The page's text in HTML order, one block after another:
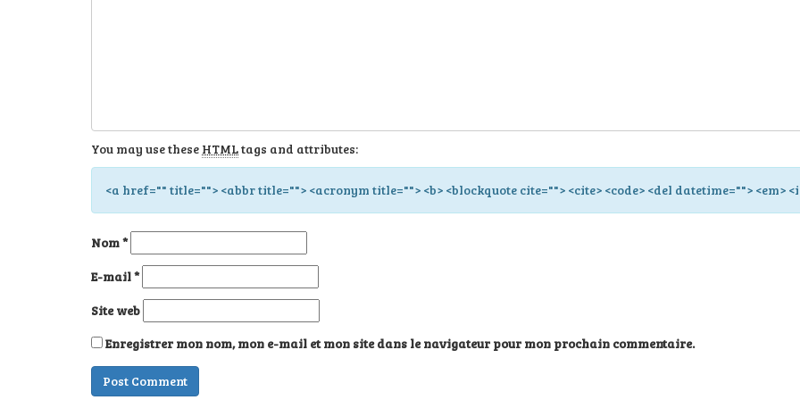
You may use these HTMLtags and attributes:
<a href="" title=""> <abbr title=""> <acronym title=""> <b> <blockquote cite=""> <cite> <code> <del datetime=""> <em>
Nom*
E-mail*
Site web
Enregistrer mon nom, mon e-mail et mon site dans le navigateur pour mon prochain commentaire.